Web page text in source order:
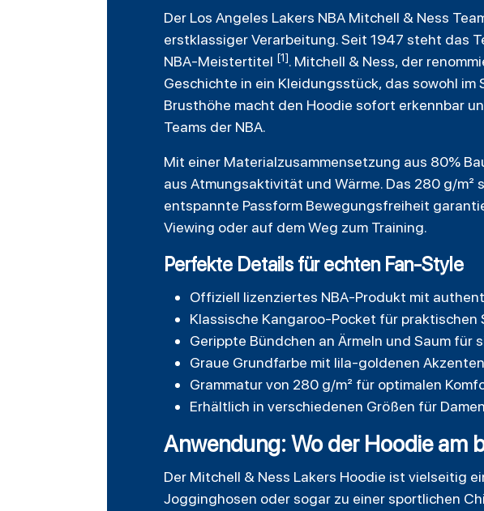
Der Los Angeles Lakers NBA Mitchell & Ness
erstklassiger Verarbeitung. Seit 1947 steht das
NBA-Meistertitel [1]. Mitchell & Ness, der
Geschichte in ein Kleidungsstück, das sowohl
Brusthöhe macht den Hoodie sofort erkennbar
Teams der NBA.
Mit einer Materialzusammensetzung aus 80%
aus Atmungsaktivität und Wärme. Das 280 g/
entspannte Passform Bewegungsfreiheit
Viewing oder auf dem Weg zum Training.
Perfekte Details für echten Fan-Style
Offiziell lizenziertes NBA-Produkt mit
Klassische Kangaroo-Pocket für praktischen
Gerippte Bündchen an Ärmeln und Saum für
Graue Grundfarbe mit lila-goldenen
Grammatur von 280 g/m² für optimalen
Erhältlich in verschiedenen Größen für
Anwendung: Wo der Hoodie am
Der Mitchell & Ness Lakers Hoodie ist vielseitig
Jogginghosen oder sogar zu einer sportlichen